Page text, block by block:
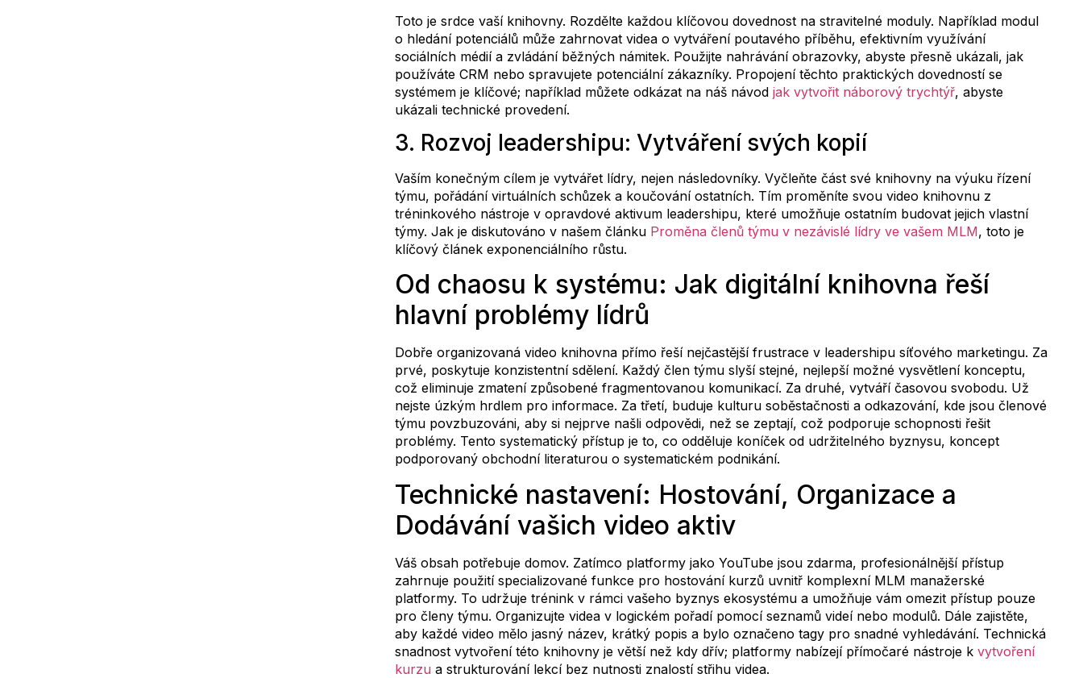
Toto je srdce vaší knihovny. Rozdělte každou klíčovou dovednost na stravitelné moduly. Například modul
o hledání potenciálů může zahrnovat videa o vytváření poutavého příběhu, efektivním využívání
sociálních médií a zvládání běžných námitek. Použijte nahrávání obrazovky, abyste přesně ukázali, jak
používáte CRM nebo spravujete potenciální zákazníky. Propojení těchto praktických dovedností se
systémem je klíčové; například můžete odkázat na náš návod jak vytvořit náborový trychtýř, abyste
ukázali technické provedení.
3. Rozvoj leadershipu: Vytváření svých kopií
Vaším konečným cílem je vytvářet lídry, nejen následovníky. Vyčleňte část své knihovny na výuku řízení
týmu, pořádání virtuálních schůzek a koučování ostatních. Tím proměníte svou video knihovnu z
tréninkového nástroje v opravdové aktivum leadershipu, které umožňuje ostatním budovat jejich vlastní
týmy. Jak je diskutováno v našem článku Proměna členů týmu v nezávislé lídry ve vašem MLM, toto je
klíčový článek exponenciálního růstu.
Od chaosu k systému: Jak digitální knihovna řeší
hlavní problémy lídrů
Dobře organizovaná video knihovna přímo řeší nejčastější frustrace v leadershipu síťového marketingu. Za
prvé, poskytuje konzistentní sdělení. Každý člen týmu slyší stejné, nejlepší možné vysvětlení konceptu,
což eliminuje zmatení způsobené fragmentovanou komunikací. Za druhé, vytváří časovou svobodu. Už
nejste úzkým hrdlem pro informace. Za třetí, buduje kulturu soběstačnosti a odkazování, kde jsou členové
týmu povzbuzováni, aby si nejprve našli odpovědi, než se zeptají, což podporuje schopnosti řešit
problémy. Tento systematický přístup je to, co odděluje koníček od udržitelného byznysu, koncept
podporovaný obchodní literaturou o systematickém podnikání.
Technické nastavení: Hostování, Organizace a
Dodávání vašich video aktiv
Váš obsah potřebuje domov. Zatímco platformy jako YouTube jsou zdarma, profesionálnější přístup
zahrnuje použití specializované funkce pro hostování kurzů uvnitř komplexní MLM manažerské
platformy. To udržuje trénink v rámci vašeho byznys ekosystému a umožňuje vám omezit přístup pouze
pro členy týmu. Organizujte videa v logickém pořadí pomocí seznamů videí nebo modulů. Dále zajistěte,
aby každé video mělo jasný název, krátký popis a bylo označeno tagy pro snadné vyhledávání. Technická
snadnost vytvoření této knihovny je větší než kdy dřív; platformy nabízejí přímočaré nástroje k vytvoření
kurzu a strukturování lekcí bez nutnosti znalostí střihu videa.